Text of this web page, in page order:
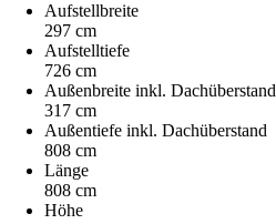
Aufstellbreite
297 cm
Aufstelltiefe
726 cm
Außenbreite inkl. Dachüberstand
317 cm
Außentiefe inkl. Dachüberstand
808 cm
Länge
808 cm
Höhe